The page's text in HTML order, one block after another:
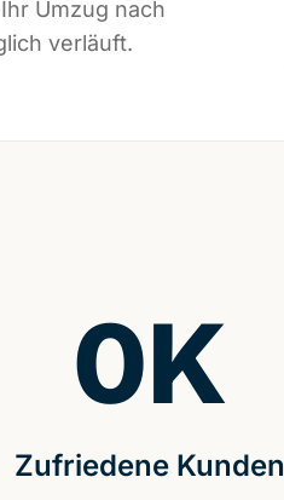
Umzug nach
verläuft.
Zufriedene Kunden
0K